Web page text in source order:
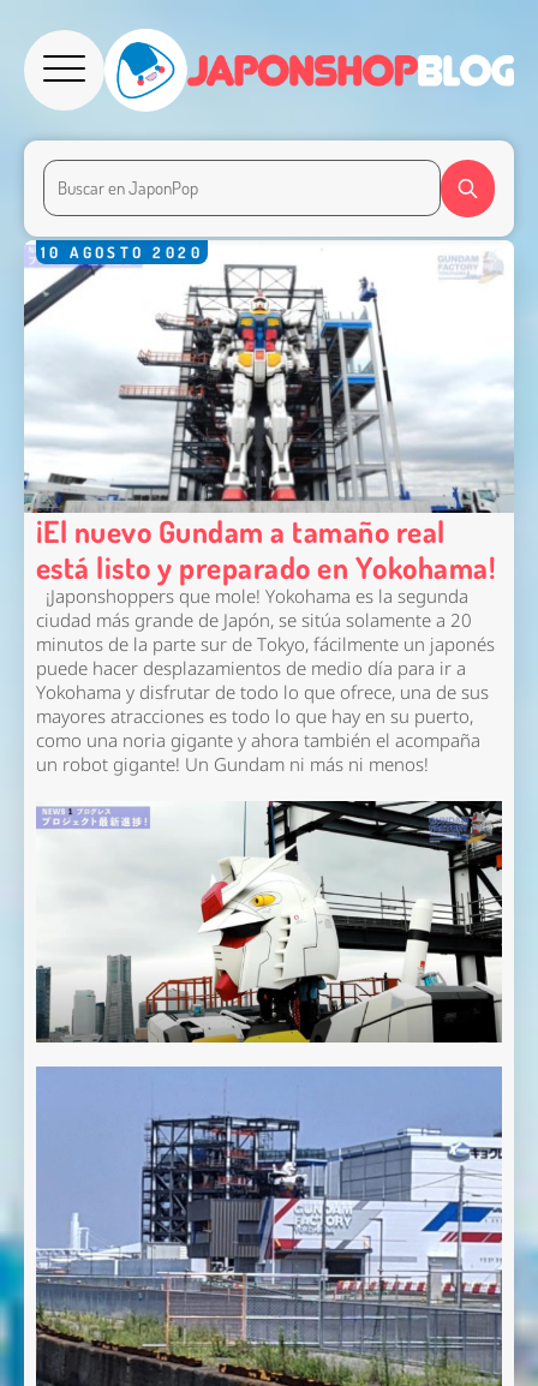
10 AGOSTO 2020
¡El nuevo Gundam a tamaño real
está listo y preparado en Yokohama!
¡Japonshoppers que mole! Yokohama es la segunda
ciudad más grande de Japón, se sitúa solamente a 20
minutos de la parte sur de Tokyo, fácilmente un japonés
puede hacer desplazamientos de medio día para ir a
Yokohama y disfrutar de todo lo que ofrece, una de sus
mayores atracciones es todo lo que hay en su puerto,
como una noria gigante y ahora también el acompaña
un robot gigante! Un Gundam ni más ni menos!